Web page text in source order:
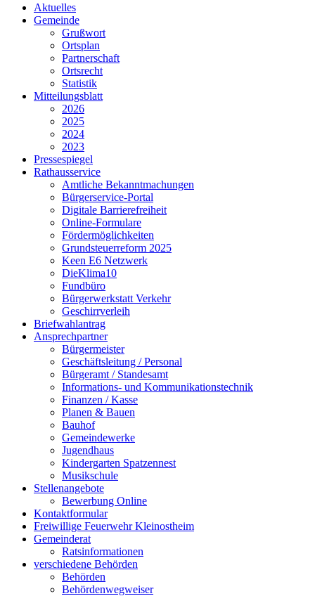
Aktuelles
Gemeinde
Grußwort
Ortsplan
Partnerschaft
Ortsrecht
Statistik
Mitteilungsblatt
2026
2025
2024
2023
Pressespiegel
Rathausservice
Amtliche Bekanntmachungen
Bürgerservice-Portal
Digitale Barrierefreiheit
Online-Formulare
Fördermöglichkeiten
Grundsteuerreform 2025
Keen E6 Netzwerk
DieKlima10
Fundbüro
Bürgerwerkstatt Verkehr
Geschirrverleih
Briefwahlantrag
Ansprechpartner
Bürgermeister
Geschäftsleitung / Personal
Bürgeramt / Standesamt
Informations- und Kommunikationstechnik
Finanzen / Kasse
Planen & Bauen
Bauhof
Gemeindewerke
Jugendhaus
Kindergarten Spatzennest
Musikschule
Stellenangebote
Bewerbung Online
Kontaktformular
Freiwillige Feuerwehr Kleinostheim
Gemeinderat
Ratsinformationen
verschiedene Behörden
Behörden
Behördenwegweiser